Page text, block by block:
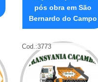
pós obra em São
Bernardo do Campo
Cod.:3773